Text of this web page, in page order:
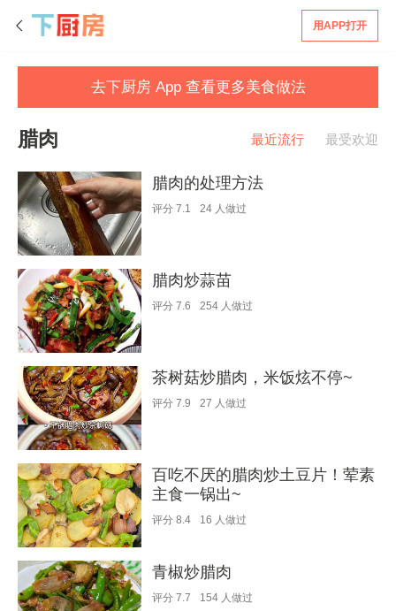
用APP打开
去下厨房 App 查看更多美食做法
腊肉 最近流行 最受欢迎
腊肉的处理方法
评分 7.1 24 人做过
腊肉炒蒜苗
评分 7.6 254 人做过
茶树菇炒腊肉，米饭炫不停~
评分 7.9 27 人做过
百吃不厌的腊肉炒土豆片！荤素
主食一锅出~
评分 8.4 16 人做过
青椒炒腊肉
评分 7.7 154 人做过